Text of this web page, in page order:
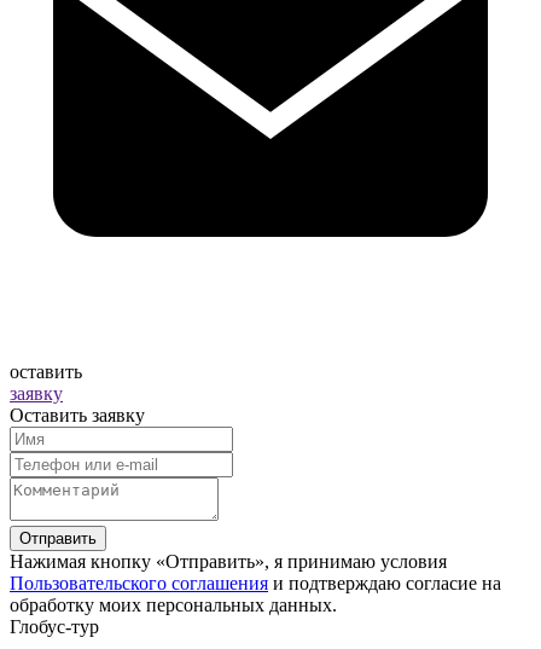
оставить
заявку
Оставить заявку
Отправить
Нажимая кнопку «Отправить», я принимаю условия
Пользовательского соглашения и подтверждаю согласие на
обработку моих персональных данных.
Глобус-тур